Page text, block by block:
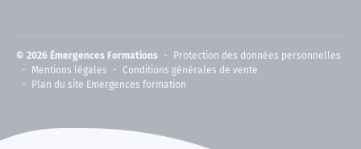
© 2026 Émergences Formations
Protection des données personnelles
Mentions légales
Conditions générales de vente
Plan du site Emergences formation